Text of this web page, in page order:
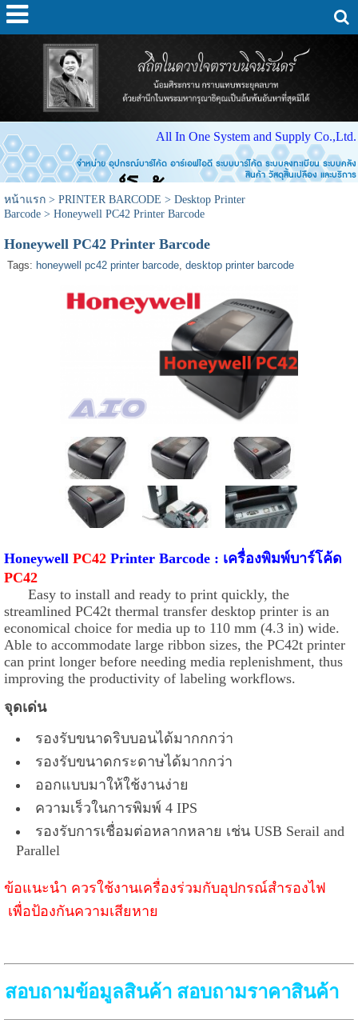
All In One System and Supply Co.,Ltd.
จำหน่าย อุปกรณ์บาร์โค้ด อาร์เอฟไอดี ระบบบาร์โค้ด ระบบลงทะเบียน ระบบคลัง
สินค้า วัสดุสิ้นเปลือง และบริการ
หน้าแรก> PRINTER BARCODE > Desktop Printer
Barcode> Honeywell PC42 Printer Barcode
Honeywell PC42 Printer Barcode
Tags: honeywell pc42 printer barcode, desktop printer barcode
Honeywell PC42Printer Barcode : เครื่องพิมพ์บาร์โค้ด
PC42
Easy to install and ready to print quickly, the
streamlined PC42t thermal transfer desktop printer is an
economical choice for media up to 110 mm (4.3 in) wide.
Able to accommodate large ribbon sizes, the PC42t printer
can print longer before needing media replenishment, thus
improving the productivity of labeling workflows.
จุดเด่น
รองรับขนาดริบบอนได้มากกกว่า
รองรับขนาดกระดาษได้มากกว่า
ออกแบบมาให้ใช้งานง่าย
ความเร็วในการพิมพ์ 4 IPS
รองรับการเชื่อมต่อหลากหลาย เช่น USB Serail and
Parallel
ข้อแนะนำ ควรใช้งานเครื่องร่วมกับอุปกรณ์สำรองไฟ
เพื่อป้องกันความเสียหาย
สอบถามข้อมูลสินค้า สอบถามราคาสินค้า